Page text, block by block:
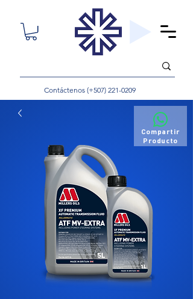
Contáctenos (+507) 221-0209
Compartir
Producto